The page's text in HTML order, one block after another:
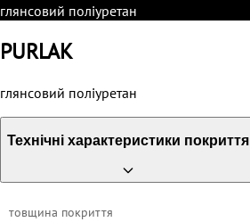
глянсовий поліуретан
PURLAK
глянсовий поліуретан
Технічні характеристики покриття
товщина покриття